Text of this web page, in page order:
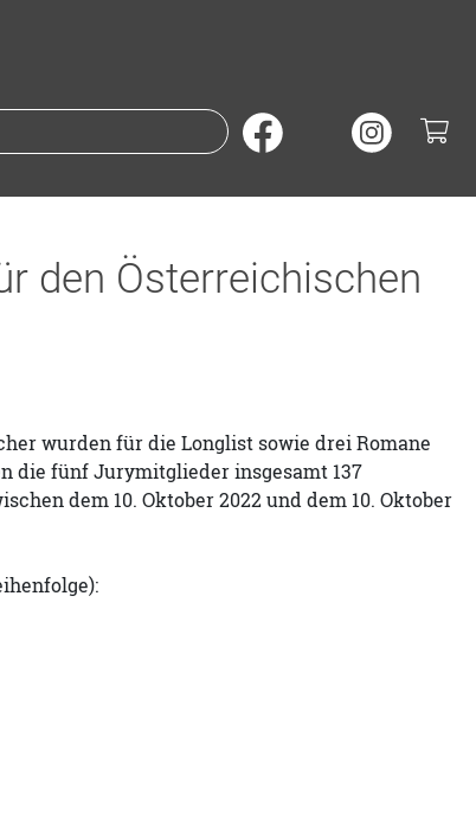
Suche nach Büchern oder
den Österreichischen
wurden für die Longlist sowie drei Romane
die fünf Jurymitglieder insgesamt 137
dem 10. Oktober 2022 und dem 10. Oktober